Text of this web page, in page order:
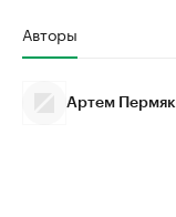
Авторы
Артем